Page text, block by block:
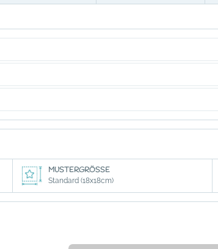
MUSTERGRÖSSE
Standard (18x18cm)